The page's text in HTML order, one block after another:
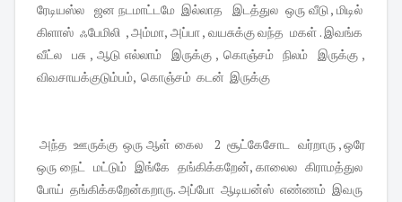
ரேடியஸ்ல ஜன நடமாட்டமே இல்லாத இடத்துல ஒரு வீடு , மிடில்
கிளாஸ் ஃபேமிலி , அம்மா, அப்பா , வயசுக்கு வந்த மகள் . இவங்க
வீட்ல பசு , ஆடு எல்லாம் இருக்கு , கொஞ்சம் நிலம் இருக்கு ,
விவசாயக்குடும்பம், கொஞ்சம் கடன் இருக்கு
அந்த ஊருக்கு ஒரு ஆள் கைல 2 சூட்கேசோட வர்றாரு , ஒரே
ஒரு நைட் மட்டும் இங்கே தங்கிக்கறேன், காலைல கிராமத்துல
போய் தங்கிக்கறேன்கறாரு. அப்போ ஆடியன்ஸ் எண்ணம் இவரு